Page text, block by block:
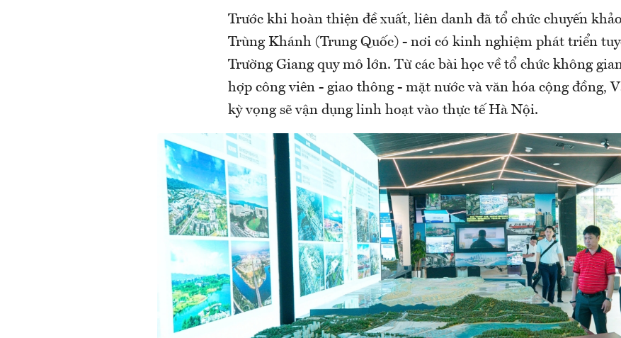
Trước khi hoàn thiện đề xuất, liên danh đã tổ chức chuyến
Trùng Khánh (Trung Quốc) - nơi có kinh nghiệm phát triển
Trường Giang quy mô lớn. Từ các bài học về tổ chức không
hợp công viên - giao thông - mặt nước và văn hóa cộng đồng,
kỳ vọng sẽ vận dụng linh hoạt vào thực tế Hà Nội.